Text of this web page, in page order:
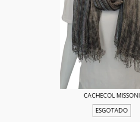
CACHECOL MISSONI
ESGOTADO